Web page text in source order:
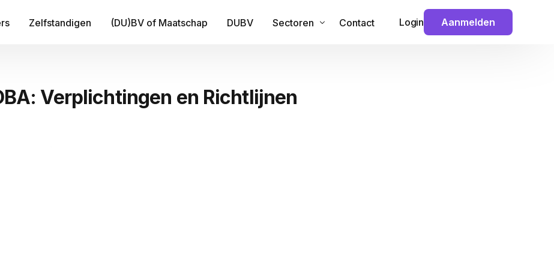
Zelfstandigen (DU)BV of Maatschap DUBV Sectoren
Beveiliging
Contact Login Aanmelden
Verplichtingen en Richtlijnen